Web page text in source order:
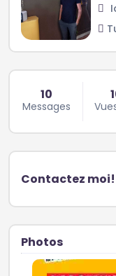
10
Messages
Contactez moi!
Photos